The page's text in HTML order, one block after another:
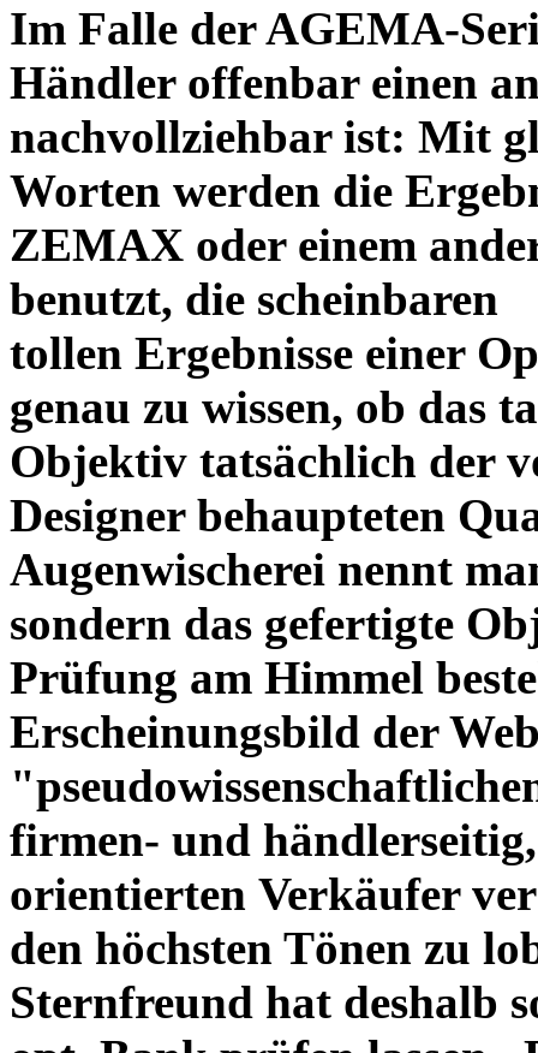
Im Falle der AGEMA-
Händler offenbar einen
nachvollziehbar ist: Mit
Worten werden die
ZEMAX oder einem
benutzt, die scheinbaren
tollen Ergebnisse einer
genau zu wissen, ob das
Objektiv tatsächlich der
Designer behaupteten
Augenwischerei nennt
sondern das gefertigte
Prüfung am Himmel
Erscheinungsbild der
firmen- und
orientierten Verkäufer
den höchsten Tönen zu
Sternfreund hat deshalb